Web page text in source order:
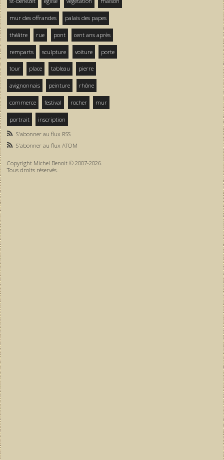
mur des offrandes palais des papes
théâtre rue pont cent ans après
remparts sculpture voiture porte
tour place tableau pierre
avignonnais peinture rhône
commerce festival rocher mur
portrait
inscription
S'abonner au flux RSS
S'abonner au flux ATOM
Copyright Michel Benoit © 2007-2026.
Tous droits réservés.